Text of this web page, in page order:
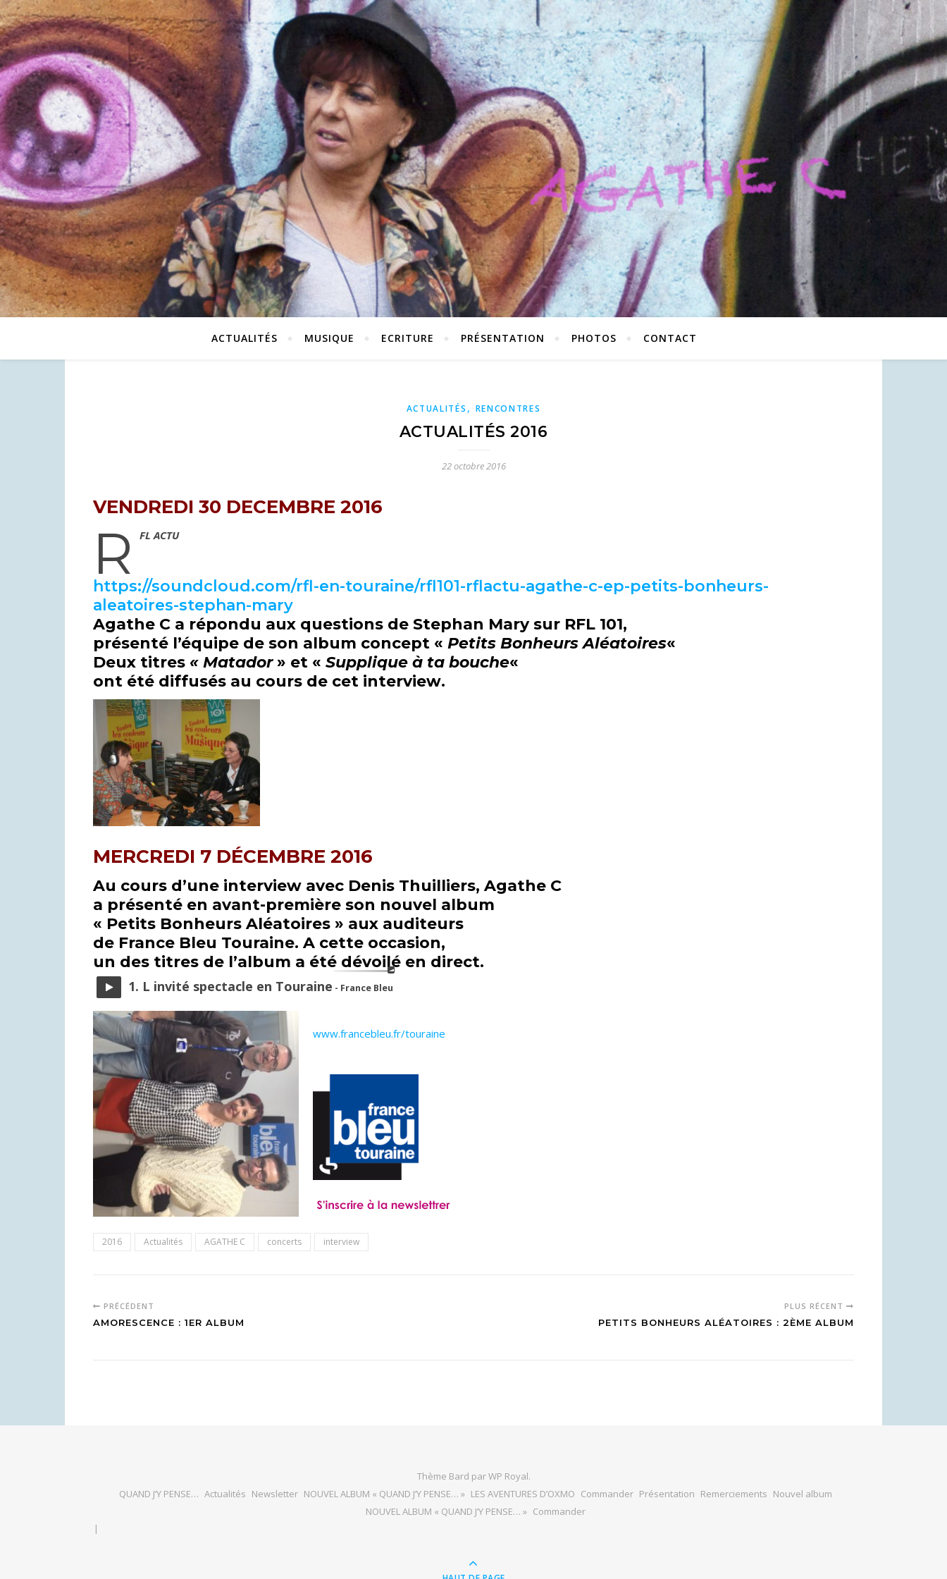
ACTUALITÉS MUSIQUE ECRITURE PRÉSENTATION PHOTOS CONTACT
ACTUALITÉS , RENCONTRES
ACTUALITÉS 2016
22 octobre 2016
VENDREDI 30 DECEMBRE 2016
R FL ACTU
https://soundcloud.com/rfl-en-touraine/rfl101-rflactu-agathe-c-ep-petits-bonheurs-
aleatoires-stephan-mary
Agathe C a répondu aux questions de Stephan Mary sur RFL 101,
présenté l’équipe de son album concept « Petits Bonheurs Aléatoires«
Deux titres « Matador» et « Supplique à ta bouche«
ont été diffusés au cours de cet interview.
MERCREDI 7 DÉCEMBRE 2016
Au cours d’une interview avec Denis Thuilliers, Agathe C
a présenté en avant-première son nouvel album
« Petits Bonheurs Aléatoires » aux auditeurs
de France Bleu Touraine. A cette occasion,
un des titres de l’album a été dévoilé en direct.
1. L invité spectacle en Touraine - France Bleu
www.francebleu.fr/touraine
2016 Actualités AGATHE C concerts interview
PRÉCÉDENT
AMORESCENCE : 1ER ALBUM
PLUS RÉCENT
PETITS BONHEURS ALÉATOIRES : 2ÈME ALBUM
Thème Bard parWP Royal.
QUAND J’Y PENSE… Actualités Newsletter NOUVEL ALBUM « QUAND J’Y PENSE… » LES AVENTURES D’OXMO Commander Présentation Remerciements Nouvel album
NOUVEL ALBUM « QUAND J’Y PENSE… » Commander